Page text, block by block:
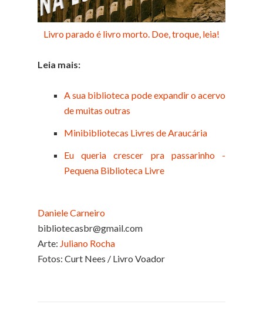
Livro parado é livro morto. Doe, troque, leia!
Leia mais:
A sua biblioteca pode expandir o acervo
de muitas outras
Minibibliotecas Livres de Araucária
Eu queria crescer pra passarinho -
Pequena Biblioteca Livre
Daniele Carneiro
bibliotecasbr@gmail.com
Arte: Juliano Rocha
Fotos: Curt Nees / Livro Voador